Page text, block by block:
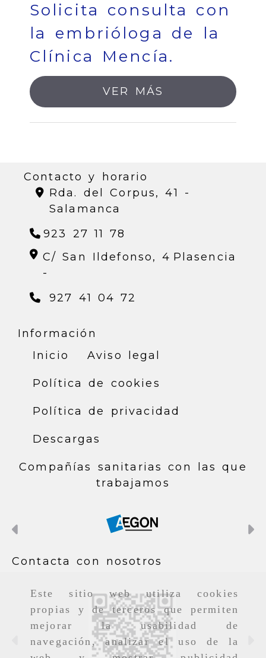
Este sitio web utiliza cookies
propias y de terceros que permiten
mejorar la usabilidad de
navegación, analizar el uso de la
Solicita consulta con
la embrióloga de la
Clínica Mencía.
VER MÁS
Contacto y horario
Rda. del Corpus, 41 -
Salamanca
923 27 11 78
C/ San Ildefonso, 4
-
Plasencia
927 41 04 72
Información
Inicio
Aviso legal
Política de cookies
Política de privacidad
Descargas
Compañías sanitarias con las que
trabajamos
Anterior